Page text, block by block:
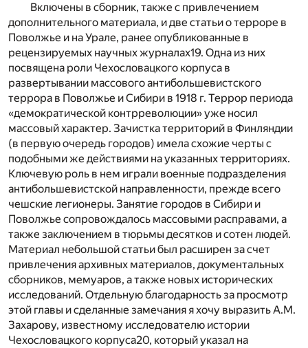
Включены в сборник, также с привлечением
дополнительного материала, и две статьи о терроре в
Поволжье и на Урале, ранее опубликованные в
рецензируемых научных журналах19. Одна из них
посвящена роли Чехословацкого корпуса в
развертывании массового антибольшевистского
террора в Поволжье и Сибири в 1918 г. Террор периода
«демократической контрреволюции» уже носил
массовый характер. Зачистка территорий в Финляндии
(в первую очередь городов) имела схожие черты с
подобными же действиями на указанных территориях.
Ключевую роль в нем играли военные подразделения
антибольшевистской направленности, прежде всего
чешские легионеры. Занятие городов в Сибири и
Поволжье сопровождалось массовыми расправами, а
также заключением в тюрьмы десятков и сотен людей.
Материал небольшой статьи был расширен за счет
привлечения архивных материалов, документальных
сборников, мемуаров, а также новых исторических
исследований. Отдельную благодарность за просмотр
этой главы и сделанные замечания я хочу выразить А.М.
Захарову, известному исследователю истории
Чехословацкого корпуса20, который указал на